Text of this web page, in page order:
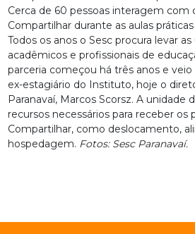
Cerca de 60 pessoas interagem com
Compartilhar durante as aulas
Todos os anos o Sesc procura levar as
acadêmicos e profissionais de
parceria começou há três anos e
ex-estagiário do Instituto, hoje o
Paranavaí, Marcos Scorsz. A unidade
recursos necessários para receber os
Compartilhar, como deslocamento,
hospedagem. Fotos: Sesc Paranavaí.